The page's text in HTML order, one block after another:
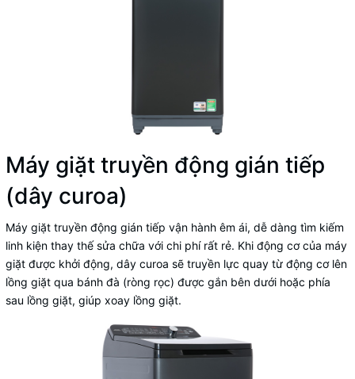
Máy giặt truyền động gián tiếp
(dây curoa)
Máy giặt truyền động gián tiếp vận hành êm ái, dễ dàng tìm kiếm
linh kiện thay thế sửa chữa với chi phí rất rẻ. Khi động cơ của máy
giặt được khởi động, dây curoa sẽ truyền lực quay từ động cơ lên
lồng giặt qua bánh đà (ròng rọc) được gắn bên dưới hoặc phía
sau lồng giặt, giúp xoay lồng giặt.